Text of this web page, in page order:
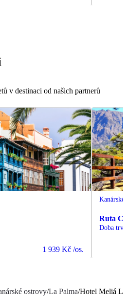
v destinaci od našich partnerů
1 939 Kč /os.
Ruta
Doba
ostrovy/La Palma/Hotel Meliá